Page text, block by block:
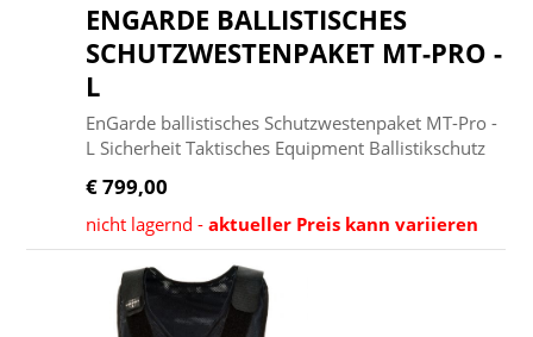
ENGARDE BALLISTISCHES
SCHUTZWESTENPAKET MT-PRO -
L
EnGarde ballistisches Schutzwestenpaket MT-Pro -
L Sicherheit Taktisches Equipment Ballistikschutz
€ 799,00
nicht lagernd -aktueller Preis kann variieren